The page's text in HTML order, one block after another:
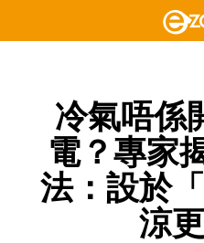
冷氣唔係
電？專家
法：設於
涼